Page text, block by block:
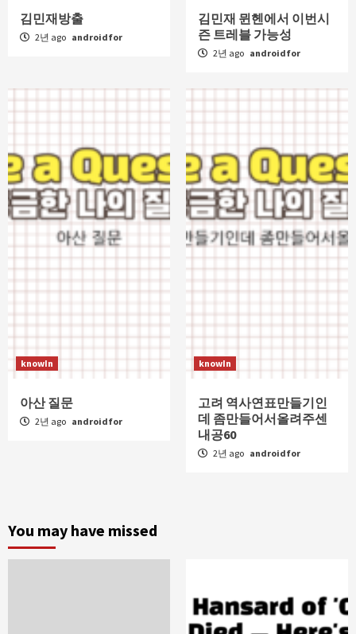
김민재방출
2년 ago androidfor
김민재 뮌헨에서 이번시
즌 트레블 가능성
2년 ago androidfor
knowIn
아산 질문
2년 ago androidfor
knowIn
고려 역사연표만들기인
데 좀만들어서올려주센
내공60
2년 ago androidfor
You may have missed